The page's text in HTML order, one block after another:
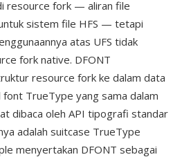
resource fork — aliran file
sistem file HFS — tetapi
atas UFS tidak
fork native. DFONT
resource fork ke dalam data
TrueType yang sama dalam
dibaca oleh API tipografi standar
adalah suitcase TrueType
menyertakan DFONT sebagai